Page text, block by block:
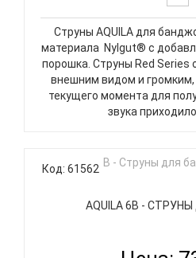
Струны AQUILA для
материала Nylgut® с
порошка. Струны Red
внешним видом и
текущего момента для
звука
Код: 61562
AQUILA 6B -